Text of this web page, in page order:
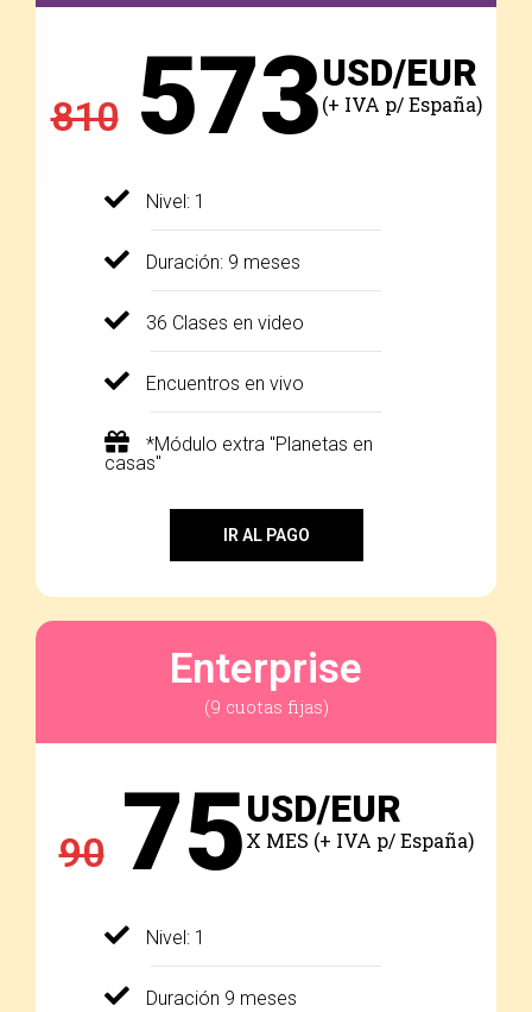
810 573USD/EUR
(+ IVA p/ España)
Nivel: 1
Duración: 9 meses
36 Clases en video
Encuentros en vivo
*Módulo extra "Planetas en
casas"
IR AL PAGO
Enterprise
(9 cuotas fijas)
90 75USD/EUR
X MES (+ IVA p/ España)
Nivel: 1
Duración 9 meses